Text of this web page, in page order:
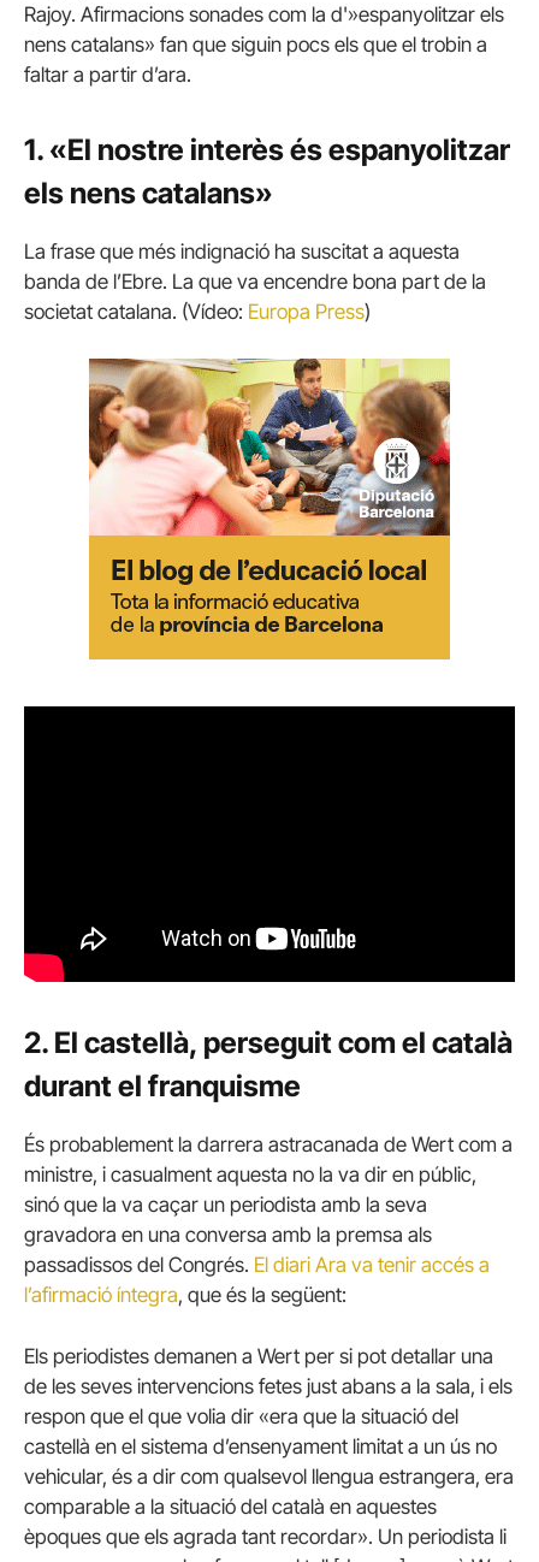
Rajoy. Afirmacions sonades com la d'»espanyolitzar els
nens catalans» fan que siguin pocs els que el trobin a
faltar a partir d’ara.
1. «El nostre interès és espanyolitzar
els nens catalans»
La frase que més indignació ha suscitat a aquesta
banda de l’Ebre. La que va encendre bona part de la
societat catalana. (Vídeo: Europa Press)
2. El castellà, perseguit com el català
durant el franquisme
És probablement la darrera astracanada de Wert com a
ministre, i casualment aquesta no la va dir en públic,
sinó que la va caçar un periodista amb la seva
gravadora en una conversa amb la premsa als
passadissos del Congrés. El diari Ara va tenir accés a
l’afirmació íntegra, que és la següent:
Els periodistes demanen a Wert per si pot detallar una
de les seves intervencions fetes just abans a la sala, i els
respon que el que volia dir «era que la situació del
castellà en el sistema d’ensenyament limitat a un ús no
vehicular, és a dir com qualsevol llengua estrangera, era
comparable a la situació del català en aquestes
èpoques que els agrada tant recordar». Un periodista li